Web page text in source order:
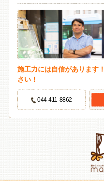
施工力には自信があります
さい！
044-411-8862